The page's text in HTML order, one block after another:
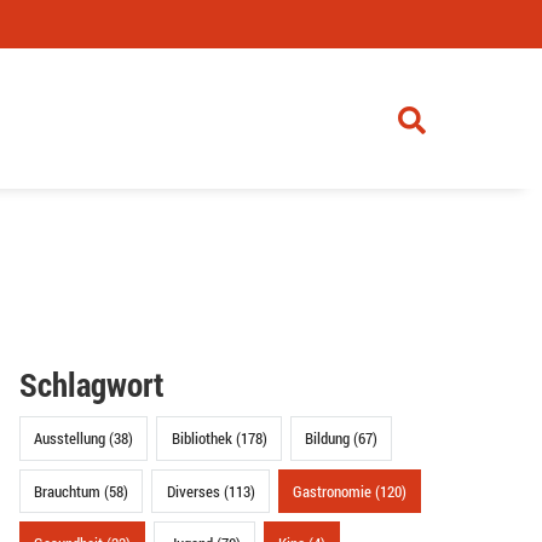
Schlagwort
Ausstellung (38) Bibliothek (178) Bildung (67)
Brauchtum (58) Diverses (113) Gastronomie (120)